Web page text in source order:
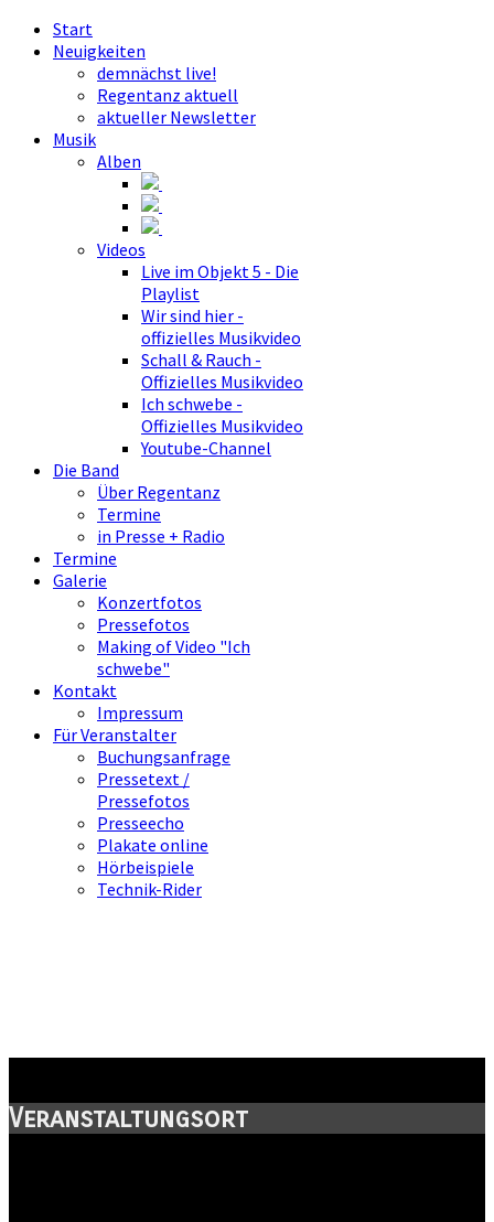
Start
Neuigkeiten
demnächst live!
Regentanz aktuell
aktueller Newsletter
Musik
Alben
Videos
Live im Objekt 5 - Die
Playlist
Wir sind hier -
offizielles Musikvideo
Schall & Rauch -
Offizielles Musikvideo
Ich schwebe -
Offizielles Musikvideo
Youtube-Channel
Die Band
Über Regentanz
Termine
in Presse + Radio
Termine
Galerie
Konzertfotos
Pressefotos
Making of Video "Ich
schwebe"
Kontakt
Impressum
Für Veranstalter
Buchungsanfrage
Pressetext /
Pressefotos
Presseecho
Plakate online
Hörbeispiele
Technik-Rider
Veranstaltungsort